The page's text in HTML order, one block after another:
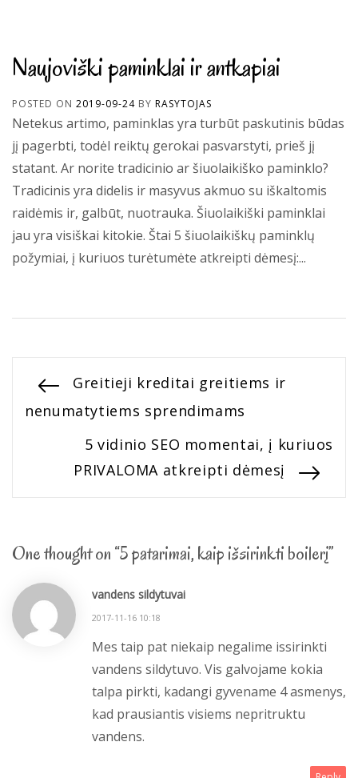
Naujoviški paminklai ir antkapiai
POSTED ON 2019-09-24 BY RASYTOJAS
Netekus artimo, paminklas yra turbūt paskutinis būdas
jį pagerbti, todėl reiktų gerokai pasvarstyti, prieš jį
statant. Ar norite tradicinio ar šiuolaikiško paminklo?
Tradicinis yra didelis ir masyvus akmuo su iškaltomis
raidėmis ir, galbūt, nuotrauka. Šiuolaikiški paminklai
jau yra visiškai kitokie. Štai 5 šiuolaikiškų paminklų
požymiai, į kuriuos turėtumėte atkreipti dėmesį:...
Navigacija
tarp
Previous
post:
Greitieji kreditai greitiems ir
nenumatytiems sprendimams
Next
post:
5 vidinio SEO momentai, į kuriuos
PRIVALOMA atkreipti dėmesį
One thought on “5 patarimai, kaip išsirinkti boilerį”
vandens sildytuvai
2017-11-16 10:18
Mes taip pat niekaip negalime issirinkti
vandens sildytuvo. Vis galvojame kokia
talpa pirkti, kadangi gyvename 4 asmenys,
kad prausiantis visiems nepritruktu
vandens.